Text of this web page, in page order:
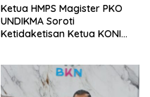
Ketua HMPS Magister PKO
UNDIKMA Soroti
Ketidaketisan Ketua KONI
Arena Kepentingan Sesaat